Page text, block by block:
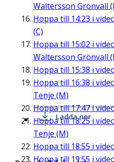
Waltersson Grönvall
Hoppa till 14:23 i
(C)
Hoppa till 15:02 i
Waltersson Grönvall
Hoppa till 15:38 i
Hoppa till 16:38 i
Tenje (M)
Hoppa till17:47i
Hoppa till18:25 i
Tenje (M)
Hoppa till 18:55 i
Hoppa till 19:55 i
Ladda ner